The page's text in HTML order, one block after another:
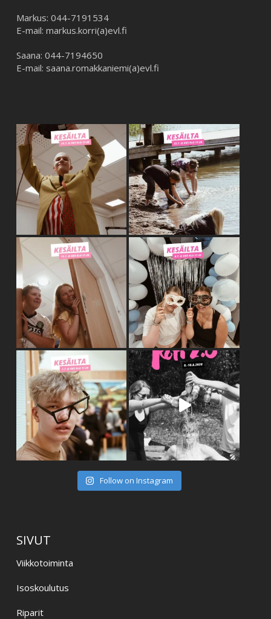
Markus: 044-7191534
E-mail: markus.korri(a)evl.fi
Saana: 044-7194650
E-mail: saana.romakkaniemi(a)evl.fi
Follow on Instagram
SIVUT
Viikkotoiminta
Isoskoulutus
Riparit